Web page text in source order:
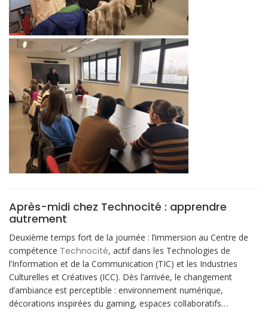
Après-midi chez Technocité : apprendre
autrement
Deuxième temps fort de la journée : l’immersion au Centre de
compétence Technocité, actif dans les Technologies de
l’Information et de la Communication (TIC) et les Industries
Culturelles et Créatives (ICC). Dès l’arrivée, le changement
d’ambiance est perceptible : environnement numérique,
décorations inspirées du gaming, espaces collaboratifs…